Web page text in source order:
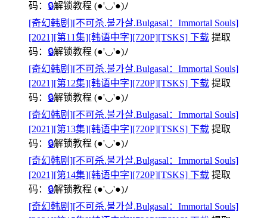
码： 🔒解锁教程 (●'◡'●)ﾉ
[奇幻韩剧][不可杀.불가살.Bulgasal：Immortal Souls]
[2021][第11集][韩语中字][720P][TSKS] 下载 提取
码： 🔒解锁教程 (●'◡'●)ﾉ
[奇幻韩剧][不可杀.불가살.Bulgasal：Immortal Souls]
[2021][第12集][韩语中字][720P][TSKS] 下载 提取
码： 🔒解锁教程 (●'◡'●)ﾉ
[奇幻韩剧][不可杀.불가살.Bulgasal：Immortal Souls]
[2021][第13集][韩语中字][720P][TSKS] 下载 提取
码： 🔒解锁教程 (●'◡'●)ﾉ
[奇幻韩剧][不可杀.불가살.Bulgasal：Immortal Souls]
[2021][第14集][韩语中字][720P][TSKS] 下载 提取
码： 🔒解锁教程 (●'◡'●)ﾉ
[奇幻韩剧][不可杀.불가살.Bulgasal：Immortal Souls]